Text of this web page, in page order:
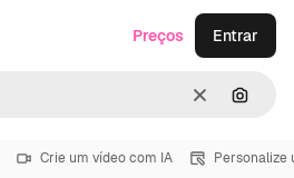
Limpar
Preços Entrar
Crie um vídeo com IA Personalize